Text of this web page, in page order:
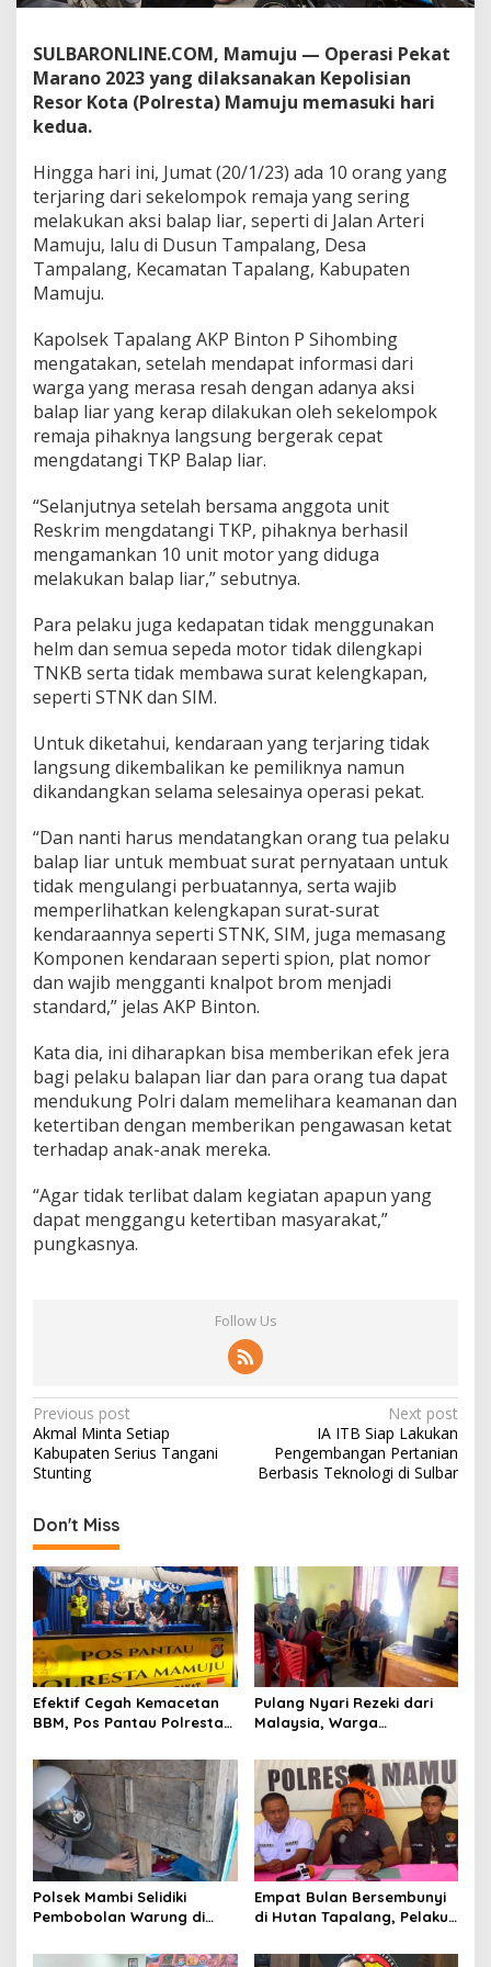
t
o
l
e
a
M
m
u
j
a
r
i
n
g
1
0
P
l
a
k
u
B
l
a
p
L
r
SULBARONLINE.COM, Mamuju — Operasi Pekat
Marano 2023 yang dilaksanakan Kepolisian
Resor Kota (Polresta) Mamuju memasuki hari
kedua.
Hingga hari ini, Jumat (20/1/23) ada 10 orang yang
terjaring dari sekelompok remaja yang sering
melakukan aksi balap liar, seperti di Jalan Arteri
Mamuju, lalu di Dusun Tampalang, Desa
Tampalang, Kecamatan Tapalang, Kabupaten
Mamuju.
Kapolsek Tapalang AKP Binton P Sihombing
mengatakan, setelah mendapat informasi dari
warga yang merasa resah dengan adanya aksi
balap liar yang kerap dilakukan oleh sekelompok
remaja pihaknya langsung bergerak cepat
mengdatangi TKP Balap liar.
“Selanjutnya setelah bersama anggota unit
Reskrim mengdatangi TKP, pihaknya berhasil
mengamankan 10 unit motor yang diduga
melakukan balap liar,” sebutnya.
Para pelaku juga kedapatan tidak menggunakan
helm dan semua sepeda motor tidak dilengkapi
TNKB serta tidak membawa surat kelengkapan,
seperti STNK dan SIM.
Untuk diketahui, kendaraan yang terjaring tidak
langsung dikembalikan ke pemiliknya namun
dikandangkan selama selesainya operasi pekat.
“Dan nanti harus mendatangkan orang tua pelaku
balap liar untuk membuat surat pernyataan untuk
tidak mengulangi perbuatannya, serta wajib
memperlihatkan kelengkapan surat-surat
kendaraannya seperti STNK, SIM, juga memasang
Komponen kendaraan seperti spion, plat nomor
dan wajib mengganti knalpot brom menjadi
standard,” jelas AKP Binton.
Kata dia, ini diharapkan bisa memberikan efek jera
bagi pelaku balapan liar dan para orang tua dapat
mendukung Polri dalam memelihara keamanan dan
ketertiban dengan memberikan pengawasan ketat
terhadap anak-anak mereka.
“Agar tidak terlibat dalam kegiatan apapun yang
dapat menggangu ketertiban masyarakat,”
pungkasnya.
Follow Us
P
o
s
t
n
a
v
i
g
a
t
i
o
n
Previous post
Akmal Minta Setiap
Kabupaten Serius Tangani
Stunting
Next post
IA ITB Siap Lakukan
Pengembangan Pertanian
Berbasis Teknologi di Sulbar
Don't Miss
Efektif Cegah Kemacetan
BBM, Pos Pantau Polresta
SPBU Kali Mamuju
Pulang Nyari Rezeki dari
Malaysia, Warga
Rumahnya Sudah
Bersertifikat atas Nama
Orang Lain
Polsek Mambi Selidiki
Pembobolan Warung di
Jutaan Rupiah
Empat Bulan Bersembunyi
di Hutan Tapalang, Pelaku
Mamuju Diringkus Polisi